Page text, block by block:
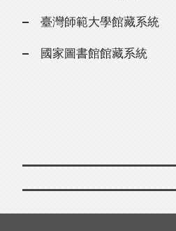
臺灣師範大學館藏系統
國家圖書館館藏系統